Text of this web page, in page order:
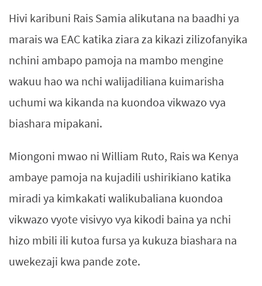
Hivi karibuni Rais Samia alikutana na baadhi ya
marais wa EAC katika ziara za kikazi zilizofanyika
nchini ambapo pamoja na mambo mengine
wakuu hao wa nchi walijadiliana kuimarisha
uchumi wa kikanda na kuondoa vikwazo vya
biashara mipakani.
Miongoni mwao ni William Ruto, Rais wa Kenya
ambaye pamoja na kujadili ushirikiano katika
miradi ya kimkakati walikubaliana kuondoa
vikwazo vyote visivyo vya kikodi baina ya nchi
hizo mbili ili kutoa fursa ya kukuza biashara na
uwekezaji kwa pande zote.